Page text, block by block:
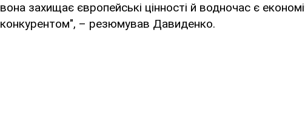
вона захищає європейські цінності й водночас є
конкурентом", – резюмував Давиденко.